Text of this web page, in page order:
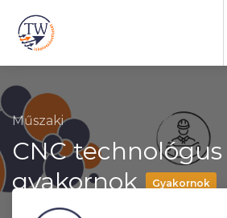
Műszaki
CNC
gyakornok
Gyakornok